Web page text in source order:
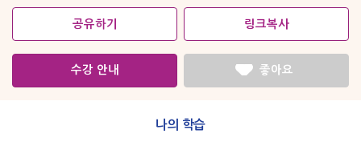
공유하기 링크복사
수강 안내 좋아요
나의 학습